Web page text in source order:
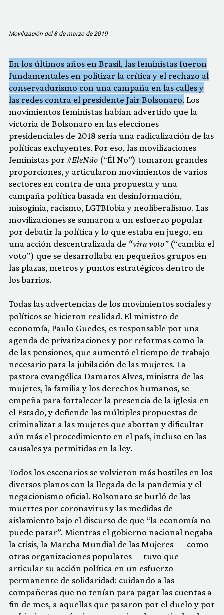
Movilización del 8 de marzo de 2019
En los últimos años en Brasil, las feministas fueron
fundamentales en politizar la crítica y el rechazo al
conservadurismo con una campaña en las calles y
las redes contra el presidente Jair Bolsonaro. Los
movimientos feministas habían advertido que la
victoria de Bolsonaro en las elecciones
presidenciales de 2018 sería una radicalización de las
políticas excluyentes. Por eso, las movilizaciones
feministas por#EleNão (“Él No”) tomaron grandes
proporciones, y articularon movimientos de varios
sectores en contra de una propuesta y una
campaña política basada en desinformación,
misoginia, racismo, LGTBfobia y neoliberalismo. Las
movilizaciones se sumaron a un esfuerzo popular
por debatir la política y lo que estaba en juego, en
una acción descentralizada de “vira voto”(“cambia el
voto”) que se desarrollaba en pequeños grupos en
las plazas, metros y puntos estratégicos dentro de
los barrios.
Todas las advertencias de los movimientos sociales y
políticos se hicieron realidad. El ministro de
economía, Paulo Guedes, es responsable por una
agenda de privatizaciones y por reformas como la
de las pensiones, que aumentó el tiempo de trabajo
necesario para la jubilación de las mujeres. La
pastora evangélica Damares Alves, ministra de las
mujeres, la familia y los derechos humanos, se
empeña para fortalecer la presencia de la iglesia en
el Estado, y defiende las múltiples propuestas de
criminalizar a las mujeres que abortan y dificultar
aún más el procedimiento en el país, incluso en las
causales ya permitidas en la ley.
Todos los escenarios se volvieron más hostiles en los
diversos planos con la llegada de la pandemia y el
negacionismo oficial. Bolsonaro se burló de las
muertes por coronavirus y las medidas de
aislamiento bajo el discurso de que “la economía no
puede parar”. Mientras el gobierno nacional negaba
la crisis, la Marcha Mundial de las Mujeres — como
otras organizaciones populares— tuvo que
articular su acción política en un esfuerzo
permanente de solidaridad: cuidando a las
compañeras que no tenían para pagar las cuentas a
fin de mes, a aquellas que pasaron por el duelo y por